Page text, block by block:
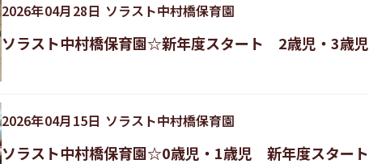
2026年04月28日 ソラスト中村橋保育園
ソラスト中村橋保育園☆新年度スタート 2歳児・3歳児
2026年04月15日 ソラスト中村橋保育園
ソラスト中村橋保育園☆0歳児・1歳児 新年度スタート